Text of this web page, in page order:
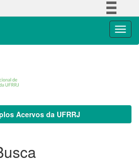
Acervos da UFRRJ